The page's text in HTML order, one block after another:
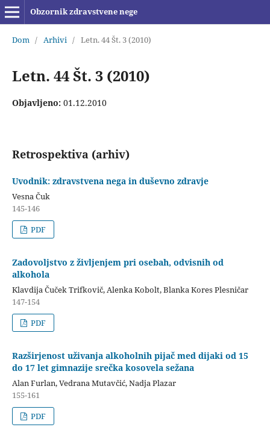
Obzornik zdravstvene nege
Dom / Arhivi / Letn. 44 Št. 3 (2010)
Letn. 44 Št. 3 (2010)
Objavljeno: 01.12.2010
Retrospektiva (arhiv)
Uvodnik: zdravstvena nega in duševno zdravje
Vesna Čuk
145-146
PDF
Zadovoljstvo z življenjem pri osebah, odvisnih od
alkohola
Klavdija Čuček Trifkovič, Alenka Kobolt, Blanka Kores Plesničar
147-154
PDF
Razširjenost uživanja alkoholnih pijač med dijaki od 15
do 17 let gimnazije srečka kosovela sežana
Alan Furlan, Vedrana Mutavčić, Nadja Plazar
155-161
PDF